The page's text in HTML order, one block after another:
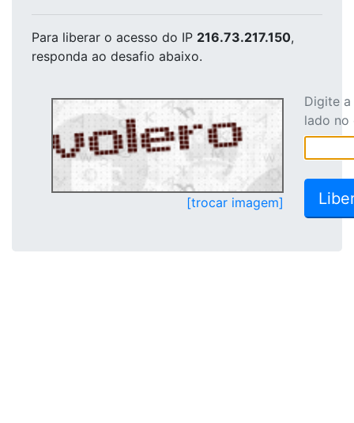
Para liberar o acesso do IP 216.73.217.150,
responda ao desafio abaixo.
[trocar imagem]
Digite
lado no